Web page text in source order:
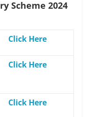
Scheme 2024
Click Here
Click Here
Click Here